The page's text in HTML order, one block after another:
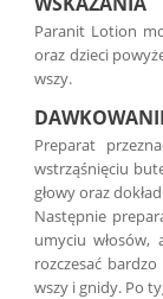
Paranit Lotion
oraz dzieci
wszy.
Preparat
wstrząśnięciu
głowy oraz
Następnie
umyciu włosów,
rozczesać
wszy i gnidy. Po